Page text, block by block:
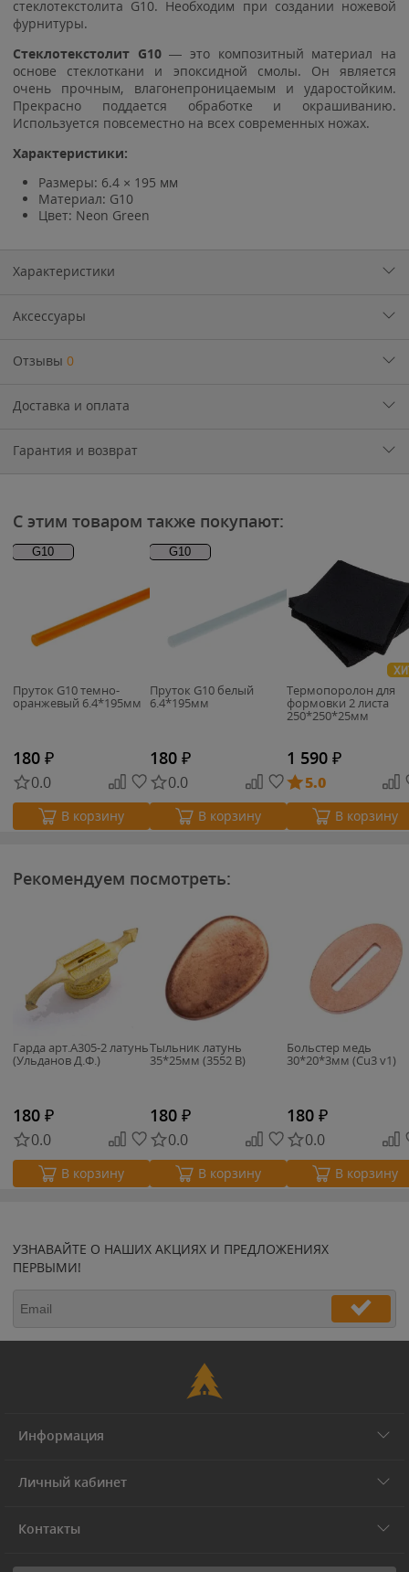
стеклотекстолита G10. Необходим при создании ножевой
фурнитуры.
Стеклотекстолит G10— это композитный материал на
основе стеклоткани и эпоксидной смолы. Он является
очень прочным, влагонепроницаемым и ударостойким.
Прекрасно поддается обработке и окрашиванию.
Используется повсеместно на всех современных ножах.
Характеристики:
Размеры: 6.4 × 195 мм
Материал: G10
Цвет: Neon Green
Характеристики
Аксессуары
Отзывы 0
Доставка и оплата
Гарантия и возврат
С этим товаром также покупают:
G10
Пруток G10 темно-
оранжевый 6.4*195мм
180 ₽
0.0
В корзину
G10
Пруток G10 белый
6.4*195мм
180 ₽
0.0
В корзину
Термопоролон для
формовки 2 листа
250*250*25мм
1 590 ₽
5.0
В корзину
Рекомендуем посмотреть:
Гарда арт.А305-2 латунь
(Ульданов Д.Ф.)
180 ₽
0.0
В корзину
Тыльник латунь
35*25мм (3552 B)
180 ₽
0.0
В корзину
Больстер медь
30*20*3мм (Cu3 v1)
180 ₽
0.0
В корзину
УЗНАВАЙТЕ О НАШИХ АКЦИЯХ И ПРЕДЛОЖЕНИЯХ
ПЕРВЫМИ!
Информация
Личный кабинет
Контакты